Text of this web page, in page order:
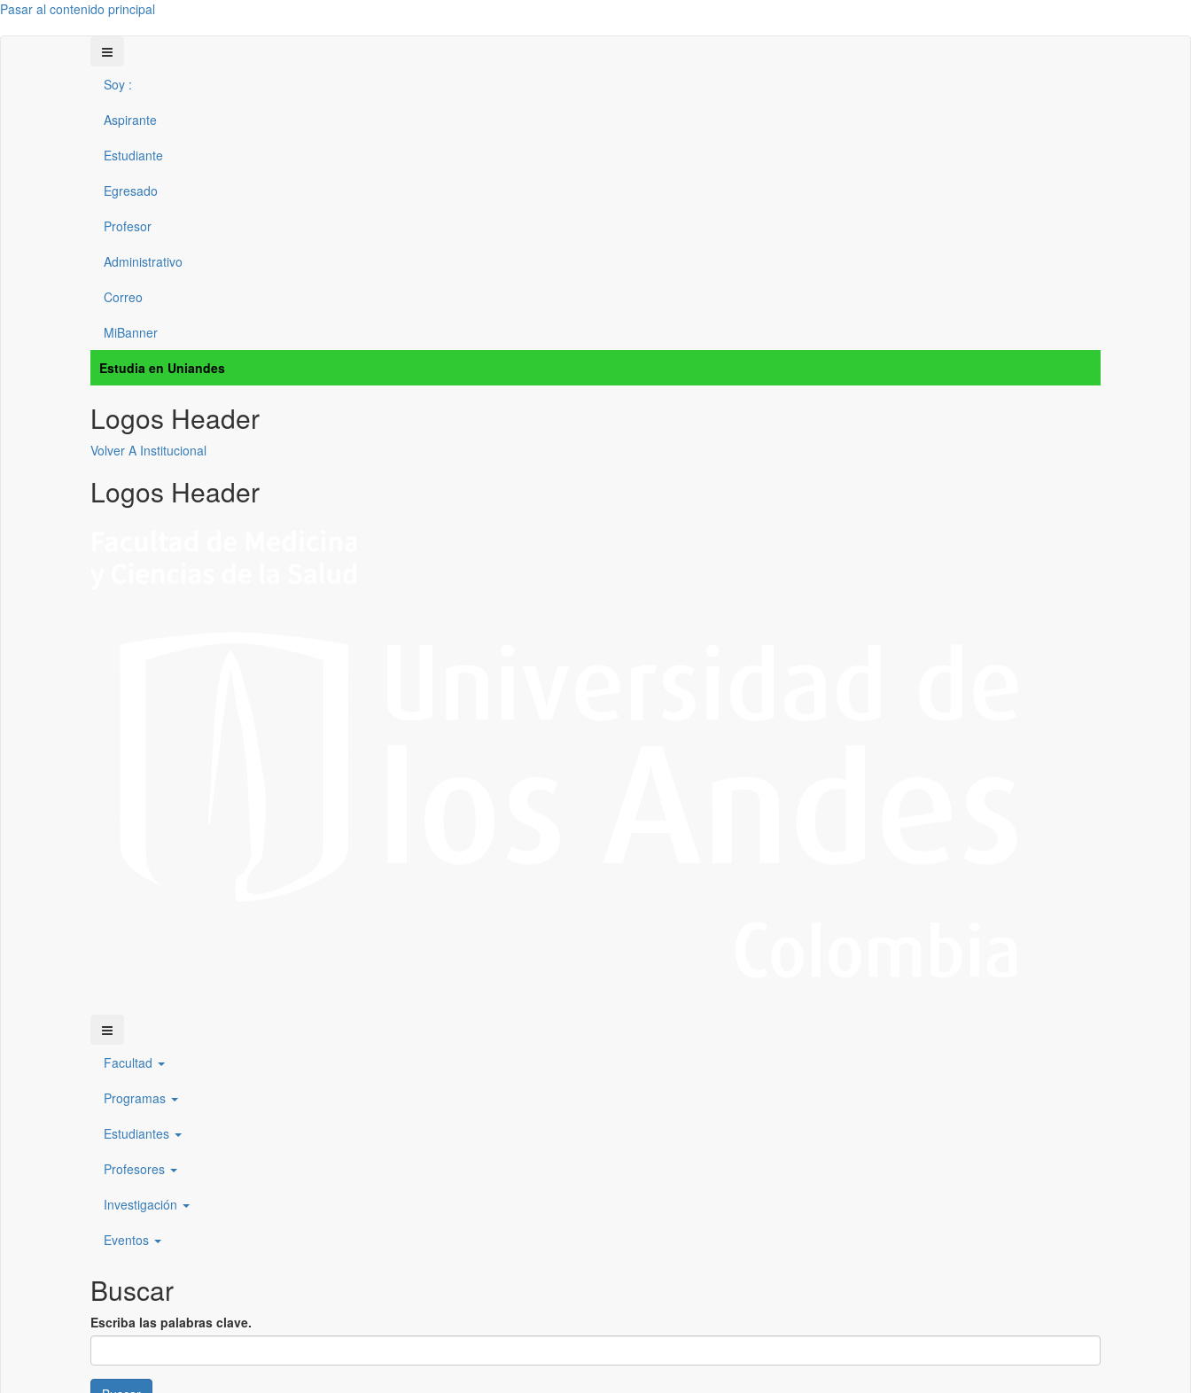
Pasar al contenido principal
Soy :
Aspirante
Estudiante
Egresado
Profesor
Administrativo
Correo
MiBanner
Estudia en Uniandes
Logos Header
Volver A Institucional
Logos Header
Facultad
Programas
Estudiantes
Profesores
Investigación
Eventos
Buscar
Escriba las palabras clave.